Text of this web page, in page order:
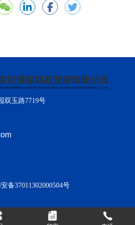
双玉路7719号
备37011302000504号